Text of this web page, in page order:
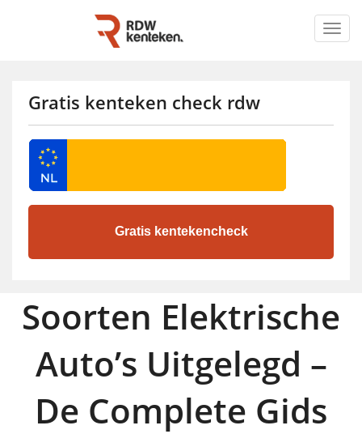
Gratis kenteken check rdw
Soorten Elektrische
Auto’s Uitgelegd –
De Complete Gids